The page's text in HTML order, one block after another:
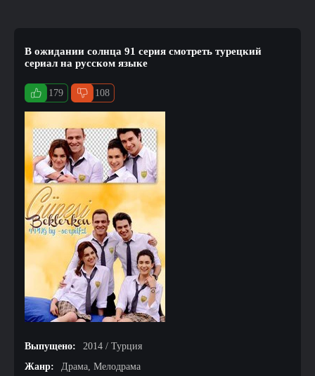
В ожидании солнца 91 серия смотреть турецкий
сериал на русском языке
179 108
Выпущено:
2014 / Турция
Жанр:
Драма, Мелодрама